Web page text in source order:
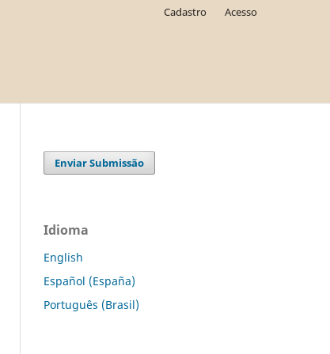
Cadastro Acesso
Enviar Submissão
Idioma
English
Español (España)
Português (Brasil)